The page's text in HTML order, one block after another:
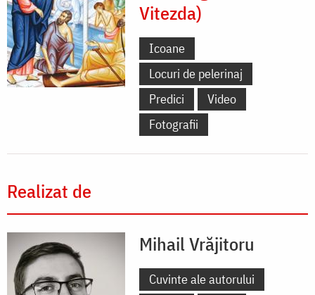
Vitezda)
Icoane
Locuri de pelerinaj
Predici
Video
Fotografii
Realizat de
Mihail Vrăjitoru
Cuvinte ale autorului